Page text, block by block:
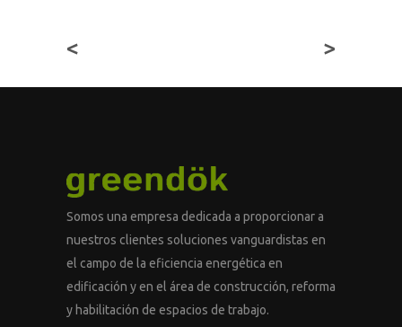
< >
Somos una empresa dedicada a proporcionar a
nuestros clientes soluciones vanguardistas en
el campo de la eficiencia energética en
edificación y en el área de construcción, reforma
y habilitación de espacios de trabajo.